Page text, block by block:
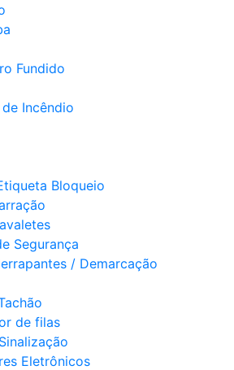
Fundido
Incêndio
Bloqueio
Segurança
/ Demarcação
de filas
Eletrônicos